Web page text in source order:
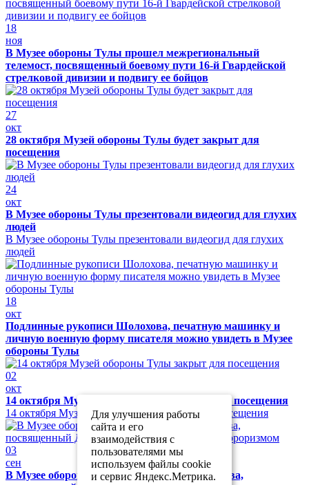
18
ноя
В Музее обороны Тулы прошел межрегиональный
телемост, посвященный боевому пути 16-й Гвардейской
стрелковой дивизии и подвигу ее бойцов
27
окт
28 октября Музей обороны Тулы будет закрыт для
посещения
24
окт
В Музее обороны Тулы презентовали видеогид для глухих
людей
В Музее обороны Тулы презентовали видеогид для глухих
людей
18
окт
Подлинные рукописи Шолохова, печатную машинку и
личную военную форму писателя можно увидеть в Музее
обороны Тулы
02
окт
14 октября Музей обороны Тулы закрыт для посещения
14 октября Музей обороны Тулы закрыт для посещения
03
сен
В Музее обороны Тулы прошел урок мужества,
Для улучшения работы
сайта и его
взаимодействия с
пользователями мы
используем файлы cookie
и сервис Яндекс.Метрика.